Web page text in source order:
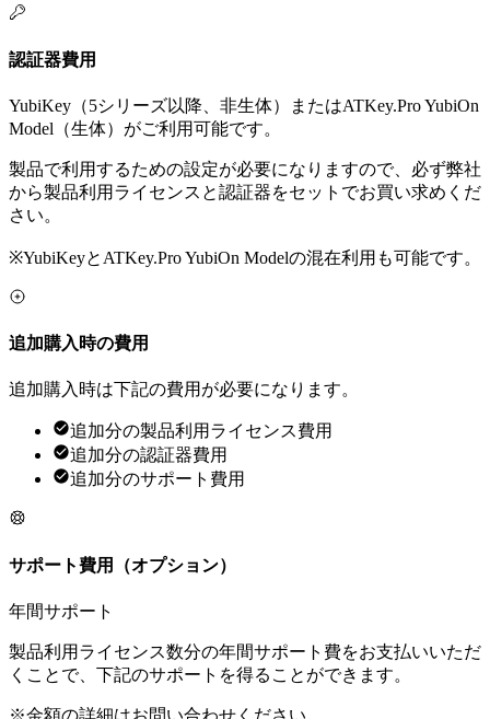
認証器費用
YubiKey（5シリーズ以降、非生体）またはATKey.Pro YubiOn
Model（生体）がご利用可能です。
製品で利用するための設定が必要になりますので、必ず弊社
から製品利用ライセンスと認証器をセットでお買い求めくだ
さい。
※YubiKeyとATKey.Pro YubiOn Modelの混在利用も可能です。
追加購入時の費用
追加購入時は下記の費用が必要になります。
追加分の製品利用ライセンス費用
追加分の認証器費用
追加分のサポート費用
サポート費用（オプション）
年間サポート
製品利用ライセンス数分の年間サポート費をお支払いいただ
くことで、下記のサポートを得ることができます。
※金額の詳細はお問い合わせください。